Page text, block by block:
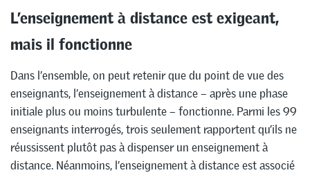
L’enseignement à distance est exigeant,
mais il fonctionne
Dans l’ensemble, on peut retenir que du point de vue des
enseignants, l’enseignement à distance – après une phase
initiale plus ou moins turbulente – fonctionne. Parmi les 99
enseignants interrogés, trois seulement rapportent qu’ils ne
réussissent plutôt pas à dispenser un enseignement à
distance. Néanmoins, l’enseignement à distance est associé